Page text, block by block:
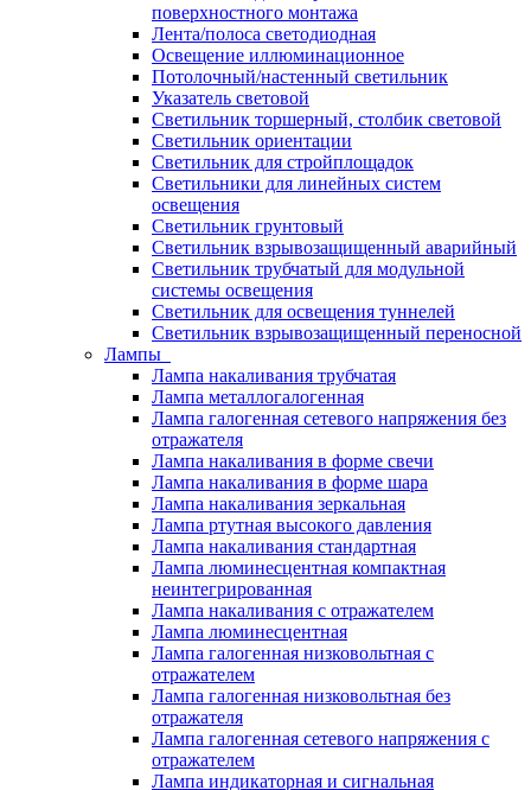
поверхностного монтажа
Лента/полоса светодиодная
Освещение иллюминационное
Потолочный/настенный светильник
Указатель световой
Светильник торшерный, столбик световой
Светильник ориентации
Светильник для стройплощадок
Светильники для линейных систем
освещения
Светильник грунтовый
Светильник взрывозащищенный аварийный
Светильник трубчатый для модульной
системы освещения
Светильник для освещения туннелей
Светильник взрывозащищенный переносной
Лампы
Лампа накаливания трубчатая
Лампа металлогалогенная
Лампа галогенная сетевого напряжения без
отражателя
Лампа накаливания в форме свечи
Лампа накаливания в форме шара
Лампа накаливания зеркальная
Лампа ртутная высокого давления
Лампа накаливания стандартная
Лампа люминесцентная компактная
неинтегрированная
Лампа накаливания с отражателем
Лампа люминесцентная
Лампа галогенная низковольтная с
отражателем
Лампа галогенная низковольтная без
отражателя
Лампа галогенная сетевого напряжения с
отражателем
Лампа индикаторная и сигнальная